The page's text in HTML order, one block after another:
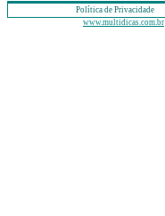
Política de Privacidade
www.multidicas.com.br